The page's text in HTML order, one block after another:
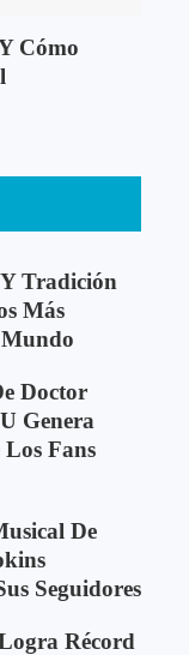
Cómo
Tradición
Más
Doctor
Genera
Fans
De
Seguidores
Récord